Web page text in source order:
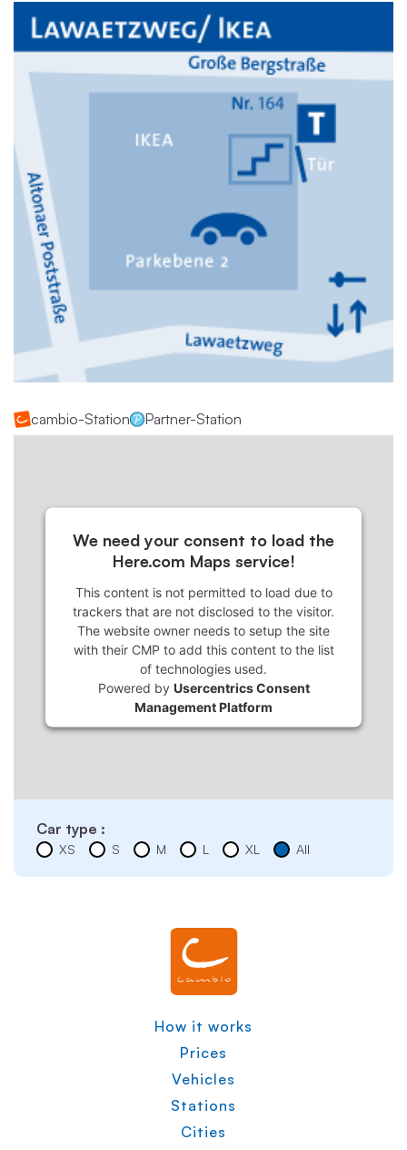
cambio-Station Partner-Station
We need your consent to load the
Here.com Maps service!
This content is not permitted to load due to
trackers that are not disclosed to the visitor.
The website owner needs to setup the site
with their CMP to add this content to the list
of technologies used.
Powered by Usercentrics Consent
Management Platform
Car type :
XS S M L XL All
How it works
Prices
Vehicles
Stations
Cities